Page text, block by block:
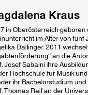
Kraus
in Oberösterreich
im Alter von
Dallinger. 2011
an die
Josef Sabaini ihre
Hochschule für Musik
ihr Bachelorstudium
Thomas Reif an der